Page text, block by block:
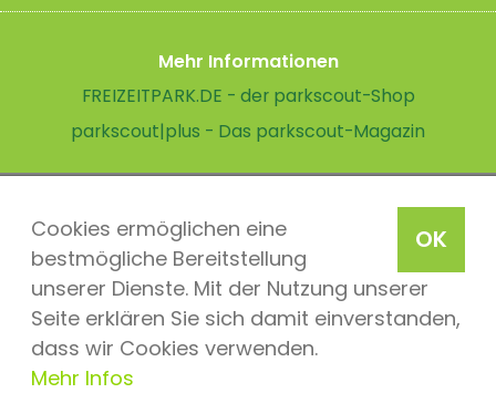
OK
Cookies ermöglichen eine
bestmögliche Bereitstellung
unserer Dienste. Mit der Nutzung unserer
Seite erklären Sie sich damit einverstanden,
dass wir Cookies verwenden.
Mehr Infos
Mehr Informationen
FREIZEITPARK.DE - der parkscout-Shop
parkscout|plus - Das parkscout-Magazin
parkscout.de 2026, ein Produkt der Parkteam AG